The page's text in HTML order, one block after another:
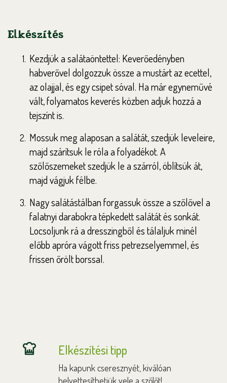
Elkészítés
Kezdjük a salátaöntettel: Keverőedényben
habverővel dolgozzuk össze a mustárt az ecettel,
az olajjal, és egy csipet sóval. Ha már egyneművé
vált, folyamatos keverés közben adjuk hozzá a
tejszínt is.
Mossuk meg alaposan a salátát, szedjük leveleire,
majd szárítsuk le róla a folyadékot. A
szőlőszemeket szedjük le a szárról, öblítsük át,
majd vágjuk félbe.
Nagy salátástálban forgassuk össze a szőlővel a
falatnyi darabokra tépkedett salátát és sonkát.
Locsoljunk rá a dresszingből és tálaljuk minél
előbb apróra vágott friss petrezselyemmel, és
frissen őrölt borssal.
Elkészítési tipp
Ha kapunk cseresznyét, kiválóan
helyettesíthetjük vele a szőlőt!